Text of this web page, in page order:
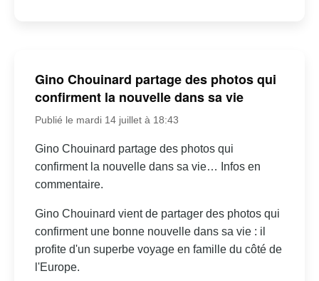
Gino Chouinard partage des photos qui
confirment la nouvelle dans sa vie
Publié le mardi 14 juillet à 18:43
Gino Chouinard partage des photos qui
confirment la nouvelle dans sa vie… Infos en
commentaire.
Gino Chouinard vient de partager des photos qui
confirment une bonne nouvelle dans sa vie : il
profite d'un superbe voyage en famille du côté de
l'Europe.